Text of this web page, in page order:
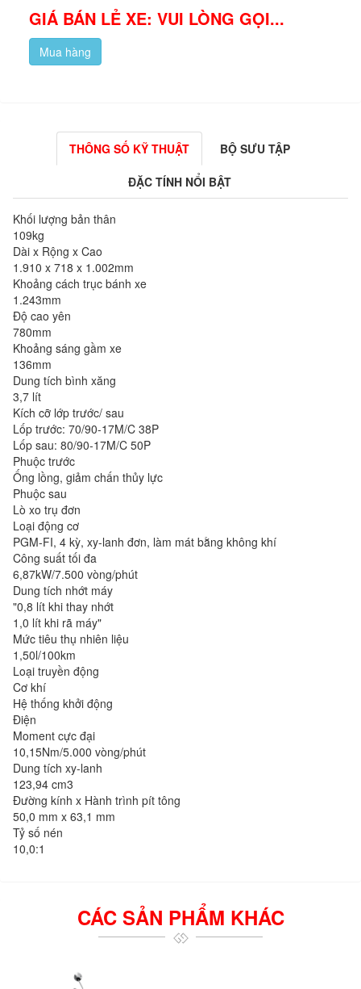
GIÁ BÁN LẺ XE: VUI LÒNG GỌI...
Mua hàng
THÔNG SỐ KỸ THUẬT BỘ SƯU TẬP
ĐẶC TÍNH NỔI BẬT
Khối lượng bản thân
109kg
Dài x Rộng x Cao
1.910 x 718 x 1.002mm
Khoảng cách trục bánh xe
1.243mm
Độ cao yên
780mm
Khoảng sáng gầm xe
136mm
Dung tích bình xăng
3,7 lít
Kích cỡ lớp trước/ sau
Lốp trước: 70/90-17M/C 38P
Lốp sau: 80/90-17M/C 50P
Phuộc trước
Ống lồng, giảm chấn thủy lực
Phuộc sau
Lò xo trụ đơn
Loại động cơ
PGM-FI, 4 kỳ, xy-lanh đơn, làm mát bằng không khí
Công suất tối đa
6,87kW/7.500 vòng/phút
Dung tích nhớt máy
"0,8 lít khi thay nhớt
1,0 lít khi rã máy"
Mức tiêu thụ nhiên liệu
1,50l/100km
Loại truyền động
Cơ khí
Hệ thống khởi động
Điện
Moment cực đại
10,15Nm/5.000 vòng/phút
Dung tích xy-lanh
123,94 cm3
Đường kính x Hành trình pít tông
50,0 mm x 63,1 mm
Tỷ số nén
10,0:1
CÁC SẢN PHẨM KHÁC